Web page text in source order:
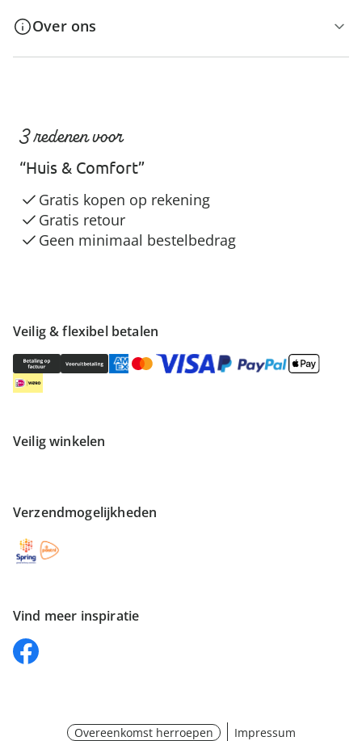
Over ons
Veilig & flexibel betalen
Veilig winkelen
Verzendmogelijkheden
Vind meer inspiratie
3 redenen voor
“Huis & Comfort”
Gratis kopen op rekening
Gratis retour
Geen minimaal bestelbedrag
Overeenkomst herroepen
Impressum